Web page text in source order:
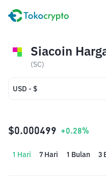
Siacoin
(SC)
USD - $
IDR - Rp
$0.000499 +0.28%
1 Hari 7 Hari 1 Bulan 3